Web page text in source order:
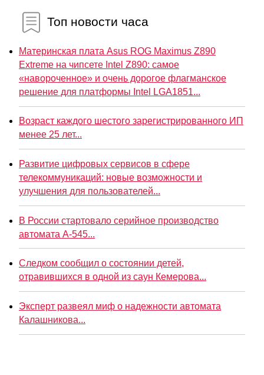
Топ новости часа
Материнская плата Asus ROG Maximus Z890
Extreme на чипсете Intel Z890: самое
«навороченное» и очень дорогое флагманское
решение для платформы Intel LGA1851...
Возраст каждого шестого зарегистрированного ИП
менее 25 лет...
Развитие цифровых сервисов в сфере
телекоммуникаций: новые возможности и
улучшения для пользователей...
В России стартовало серийное производство
автомата А-545...
Следком сообщил о состоянии детей,
отравившихся в одной из саун Кемерова...
Эксперт развеял миф о надежности автомата
Калашникова...